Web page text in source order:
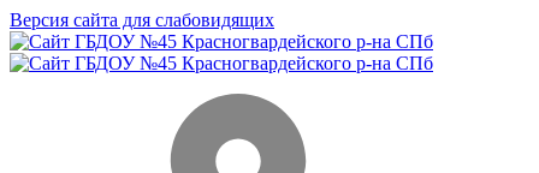
Версия сайта для слабовидящих